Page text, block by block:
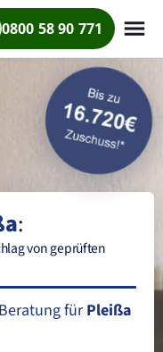
0800 58 90 771
:
von geprüften
fürPleißa